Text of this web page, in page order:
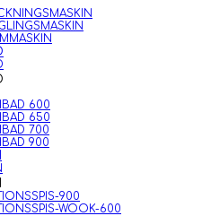
600
650
700
900
900
WOOK-600